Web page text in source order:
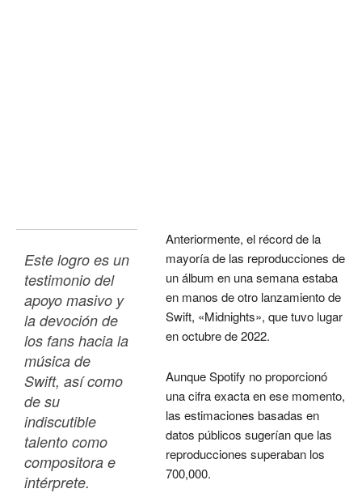
Este logro es un
testimonio del
apoyo masivo y
la devoción de
los fans hacia la
música de
Swift, así como
de su
indiscutible
talento como
compositora e
intérprete.
Anteriormente, el récord de la
mayoría de las reproducciones de
un álbum en una semana estaba
en manos de otro lanzamiento de
Swift, «Midnights», que tuvo lugar
en octubre de 2022.
Aunque Spotify no proporcionó
una cifra exacta en ese momento,
las estimaciones basadas en
datos públicos sugerían que las
reproducciones superaban los
700,000.